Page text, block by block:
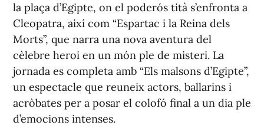
la plaça d’Egipte, on el poderós tità s’enfronta a
Cleopatra, així com “Espartac i la Reina dels
Morts”, que narra una nova aventura del
cèlebre heroi en un món ple de misteri. La
jornada es completa amb “Els malsons d’Egipte”,
un espectacle que reuneix actors, ballarins i
acròbates per a posar el colofó final a un dia ple
d’emocions intenses.